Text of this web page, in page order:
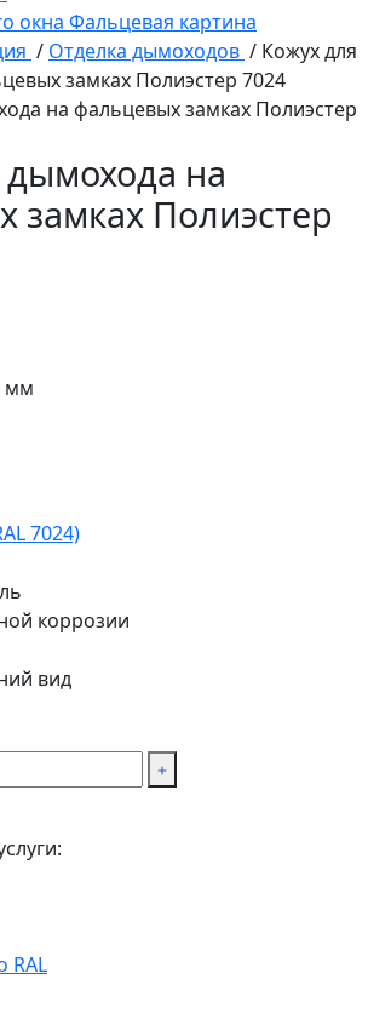
окна Фальцевая картина
/ Отделка дымоходов / Кожух для
замках Полиэстер 7024
на
замках Полиэстер
мм
7024)
коррозии
вид
RAL